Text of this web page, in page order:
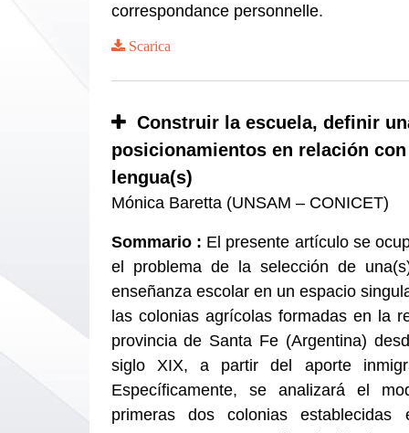
correspondance personnelle.
Scarica
Construir la escuela, definir
posicionamientos en relación
lengua(s)
Mónica Baretta (UNSAM – CONICET)
Sommario : El presente artículo se
el problema de la selección de
enseñanza escolar en un espacio
las colonias agrícolas formadas en la
provincia de Santa Fe (Argentina)
siglo XIX, a partir del aporte
Específicamente, se analizará el
primeras dos colonias establecidas